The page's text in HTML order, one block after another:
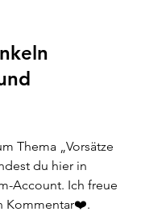
Thema „Vorsätze
du hier in
Account. Ich freue
Kommentar❤️.